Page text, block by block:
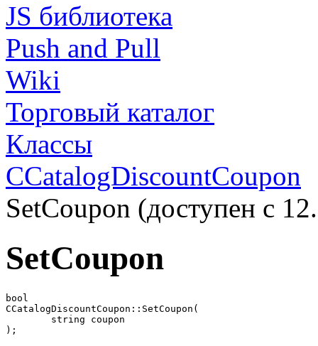
JS библиотека
Push and Pull
Wiki
Торговый каталог
Классы
CCatalogDiscountCoupon
SetCoupon (доступен с
SetCoupon
bool
CCatalogDiscountCoupon::SetCoupon(
);